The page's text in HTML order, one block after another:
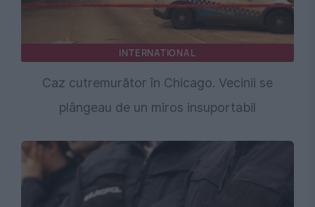
INTERNATIONAL
Caz cutremurător în Chicago. Vecinii se
plângeau de un miros insuportabil